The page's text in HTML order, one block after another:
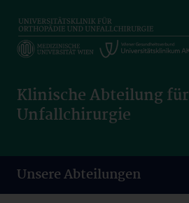
main
content
Klinische Abteilung für
Unfallchirurgie
Unsere Abteilungen